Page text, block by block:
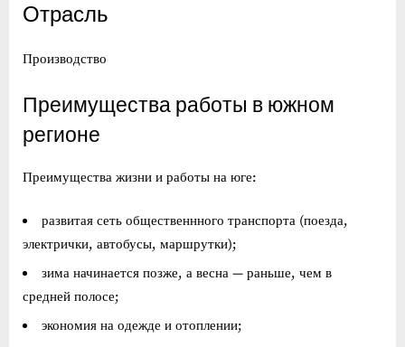
Отрасль
Производство
Преимущества работы в южном
регионе
Преимущества жизни и работы на юге:
развитая сеть общественнного транспорта (поезда,
электрички, автобусы, маршрутки);
зима начинается позже, а весна — раньше, чем в
средней полосе;
экономия на одежде и отоплении;